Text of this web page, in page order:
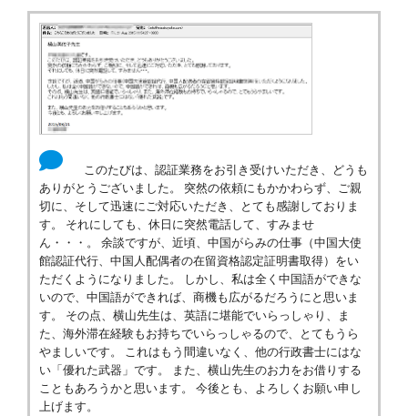
このたびは、認証業務をお引き受けいただき、どうも
ありがとうございました。 突然の依頼にもかかわらず、ご親
切に、そして迅速にご対応いただき、とても感謝しておりま
す。 それにしても、休日に突然電話して、すみませ
ん・・・。 余談ですが、近頃、中国がらみの仕事（中国大使
館認証代行、中国人配偶者の在留資格認定証明書取得）をい
ただくようになりました。 しかし、私は全く中国語ができな
いので、中国語ができれば、商機も広がるだろうにと思いま
す。 その点、横山先生は、英語に堪能でいらっしゃり、ま
た、海外滞在経験もお持ちでいらっしゃるので、とてもうら
やましいです。 これはもう間違いなく、他の行政書士にはな
い「優れた武器」です。 また、横山先生のお力をお借りする
こともあろうかと思います。 今後とも、よろしくお願い申し
上げます。